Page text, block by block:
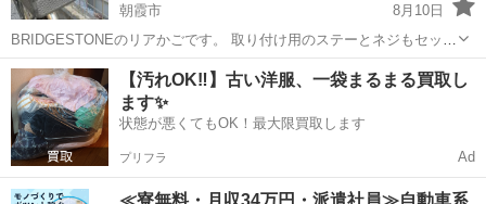
朝霞市
8月10日
BRIDGESTONEのリアかごです。 取り付け用のステーとネジもセット
でお付けします。 サイズは、底面部27x35、開口部35x44ぐらいです。
フロントのチャイルドシート取り外し後のカゴにも使えるそうです
が、それ用のステ...
埼玉 朝霞市 その他 BRIDGESTONE
【汚れOK‼️】古い洋服、一袋まるまる買取し
ます✨
状態が悪くてもOK！最大限買取します
プリフラ Ad
≪寮無料・月収34万円・派遣社員≫自動車系